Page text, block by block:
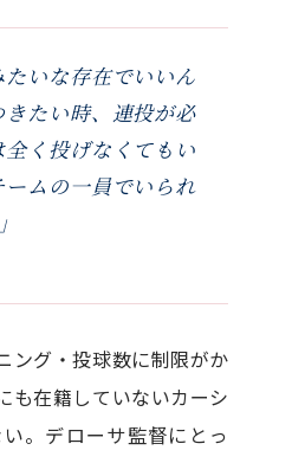
たいな存在でいいん
たい時、連投が必
く投げなくてもい
ムの一員でいられ
ング・投球数に制限がか
も在籍していないカーシ
。デローサ監督にとっ